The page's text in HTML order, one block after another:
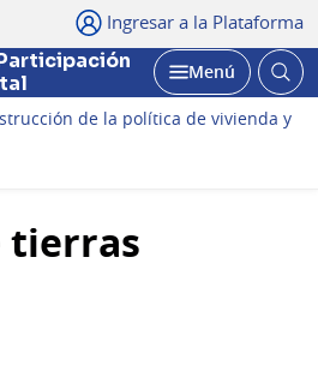
Ingresar a la Plataforma
Abrir
Menú
de la política de vivienda y
tierras